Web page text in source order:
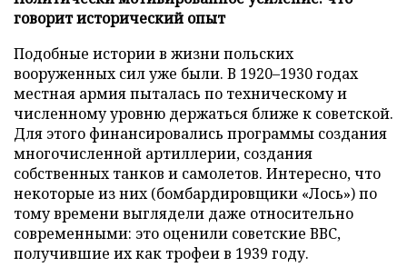
говорит исторический опыт
Подобные истории в жизни польских
вооруженных сил уже были. В 1920–1930 годах
местная армия пыталась по техническому и
численному уровню держаться ближе к советской.
Для этого финансировались программы создания
многочисленной артиллерии, создания
собственных танков и самолетов. Интересно, что
некоторые из них (бомбардировщики «Лось») по
тому времени выглядели даже относительно
современными: это оценили советские ВВС,
получившие их как трофеи в 1939 году.